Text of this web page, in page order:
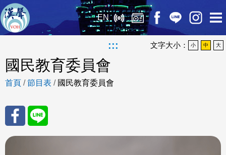
EN
::: 文字大小： 小 中 大
國民教育委員會
首頁 /節目表 / 國民教育委員會
分享